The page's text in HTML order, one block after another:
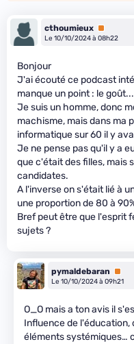
cthoumieux Premium
Le 10/10/2024 à 08h22
Bonjour
J'ai écouté ce podcast
manque un point : le goût...
Je suis un homme, donc
machisme, mais dans ma
informatique sur 60 il y
Je ne pense pas qu'il y a
que c'était des filles, mais
candidates.
A l'inverse on s'était lié à
une proportion de 80 à
Bref peut être que l'esprit
sujets ?
pymaldebaran
Le 10/10/2024 à 09h21
O_O mais a ton avis il
Influence de l'éducation,
éléments systémiques…